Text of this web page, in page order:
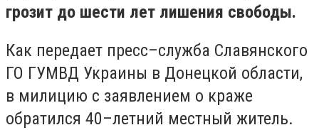
грозит до шести лет лишения свободы.
Как передает пресс–служба Славянского
ГО ГУМВД Украины в Донецкой области,
в милицию с заявлением о краже
обратился 40–летний местный житель.